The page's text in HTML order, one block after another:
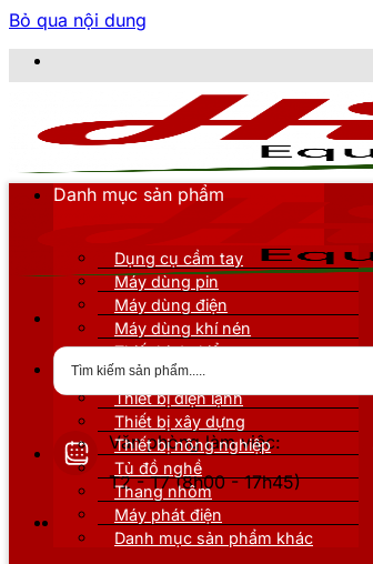
Bỏ qua nội dung
Văn phòng làm việc:
T2 - T7 (8h00 - 17h45)
Danh mục sản phẩm
Dụng cụ cầm tay
Máy dùng pin
Máy dùng điện
Máy dùng khí nén
Thiết bị đo kiểm
Thiết bị nâng đỡ
Thiết bị điện lạnh
Thiết bị xây dựng
Thiết bị nông nghiệp
Tủ đồ nghề
Thang nhôm
Máy phát điện
Danh mục sản phẩm khác